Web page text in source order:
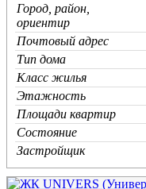
Город, район,
ориентир
Почтовый адрес
Тип дома
Класс жилья
Этажность
Площади квартир
Состояние
Застройщик